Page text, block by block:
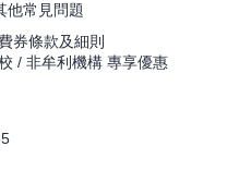
他常見問題
券條款及細則
/ 非牟利機構 專享優惠